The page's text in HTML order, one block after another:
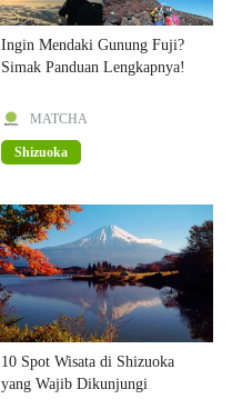
Ingin Mendaki Gunung Fuji?
Simak Panduan Lengkapnya!
MATCHA
Shizuoka
10 Spot Wisata di Shizuoka
yang Wajib Dikunjungi